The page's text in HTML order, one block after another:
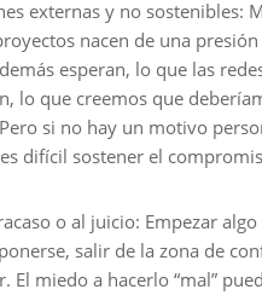
externas y no sostenibles:
nacen de una
esperan, lo que las
lo que creemos que
si no hay un motivo
difícil sostener el
o al juicio: Empezar
salir de la zona de
El miedo a hacerlo “mal”